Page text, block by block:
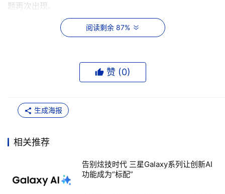
题再次出现。
为了确保业务的稳定和可靠，金融、证券公司基本都采用专
水平都较高，特别是办公信息化，如果还通过原有的DDN
对线路成本投入的现象，而且还不能解决移动的问题。其
国大多数城市，所以上网线路ISP的选择很难统一。
阅读剩余 87%
赞 (0)
生成海报
相关推荐
告别炫技时代 三星Galaxy系列让创新AI
功能成为“标配”